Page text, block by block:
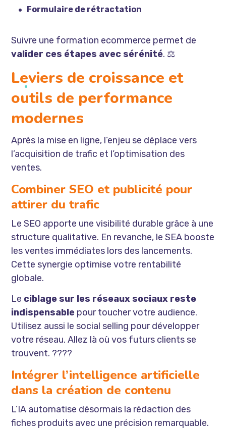
Formulaire de rétractation
Suivre une formation ecommerce permet de
valider ces étapes avec sérénité. ⚖️
Leviers de croissance et
outils de performance
modernes
Après la mise en ligne, l’enjeu se déplace vers
l’acquisition de trafic et l’optimisation des
ventes.
Combiner SEO et publicité pour
attirer du trafic
Le SEO apporte une visibilité durable grâce à une
structure qualitative. En revanche, le SEA booste
les ventes immédiates lors des lancements.
Cette synergie optimise votre rentabilité
globale.
Le ciblage sur les réseaux sociaux reste
indispensable pour toucher votre audience.
Utilisez aussi lesocial selling pour développer
votre réseau. Allez là où vos futurs clients se
trouvent. ????
Intégrer l’intelligence artificielle
dans la création de contenu
L’IA automatise désormais la rédaction des
fiches produits avec une précision remarquable.